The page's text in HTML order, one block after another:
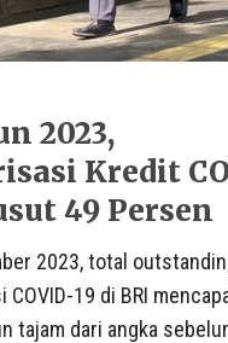
2023,
Kredit
49 Persen
2023, total
19 di BRI
tajam dari angka